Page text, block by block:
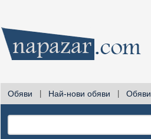
Обяви Най-нови обяви